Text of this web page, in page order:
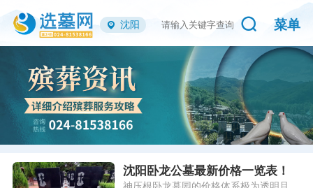
沈阳 菜单
沈阳卧龙公墓最新价格一览表！